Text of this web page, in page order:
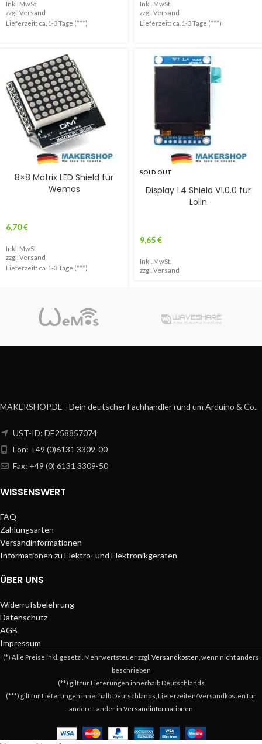
Inkl. MwSt.
zzgl. Versand
Lieferzeit: ca. 1-3 Tage (***)
Inkl. MwSt.
zzgl. Versand
Lieferzeit: ca. 1-3 Tage (***)
8×8 Matrix LED Shield für
Wemos
6,70€
Inkl. MwSt.
zzgl. Versand
Lieferzeit: ca. 1-3 Tage (***)
SOLD OUT
Display 1.4 Shield V1.0.0 für
Lolin
9,65€
Inkl. MwSt.
zzgl. Versand
MAKERSHOP.DE - Dein deutscher Fachhändler rund um Arduino & Co..
UST-ID: DE258857074
Fon: +49 (0)6131 3309-00
Fax: +49 (0) 6131 3309-50
WISSENSWERT
FAQ
Zahlungsarten
Versandinformationen
Informationen zu Elektro- und Elektronikgeräten
ÜBER UNS
Widerrufsbelehrung
Datenschutz
AGB
Impressum
(*) Alle Preise inkl. gesetzl. Mehrwertsteuer zzgl. Versandkosten , wenn nicht anders
beschrieben
(**) gilt für Lieferungen innerhalb Deutschlands
(***) gilt für Lieferungen innerhalb Deutschlands, Lieferzeiten/Versandkosten für
andere Länder in Versandinformationen